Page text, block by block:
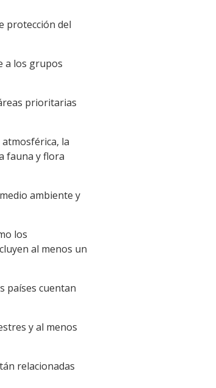
protección del
a los grupos
prioritarias
la
fauna y flora
ambiente y
los
al menos un
países cuentan
y al menos
relacionadas